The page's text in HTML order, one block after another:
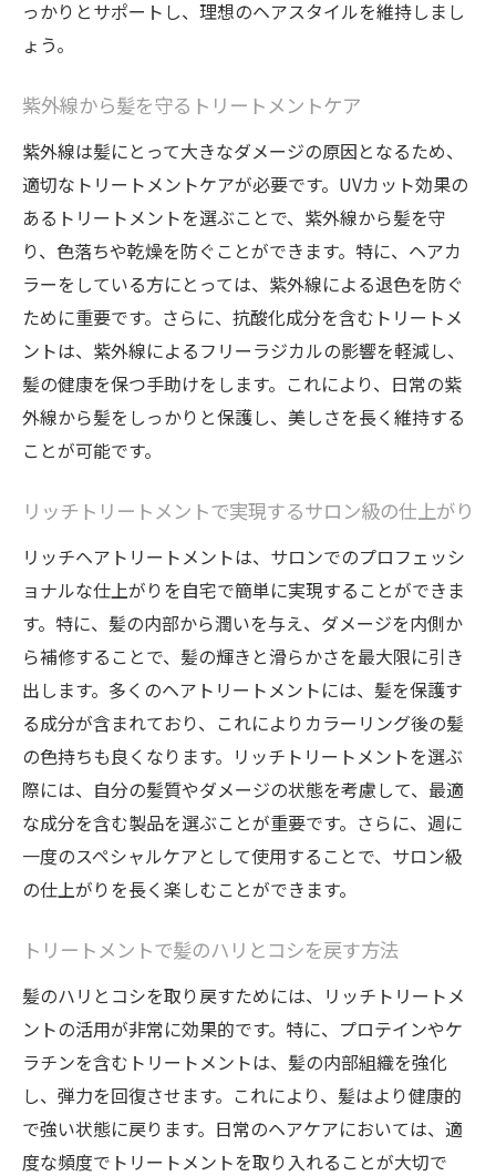
っかりとサポートし、理想のヘアスタイルを維持しまし
ょう。
紫外線から髪を守るトリートメントケア
紫外線は髪にとって大きなダメージの原因となるため、
適切なトリートメントケアが必要です。UVカット効果の
あるトリートメントを選ぶことで、紫外線から髪を守
り、色落ちや乾燥を防ぐことができます。特に、ヘアカ
ラーをしている方にとっては、紫外線による退色を防ぐ
ために重要です。さらに、抗酸化成分を含むトリートメ
ントは、紫外線によるフリーラジカルの影響を軽減し、
髪の健康を保つ手助けをします。これにより、日常の紫
外線から髪をしっかりと保護し、美しさを長く維持する
ことが可能です。
リッチトリートメントで実現するサロン級の仕上がり
リッチヘアトリートメントは、サロンでのプロフェッシ
ョナルな仕上がりを自宅で簡単に実現することができま
す。特に、髪の内部から潤いを与え、ダメージを内側か
ら補修することで、髪の輝きと滑らかさを最大限に引き
出します。多くのヘアトリートメントには、髪を保護す
る成分が含まれており、これによりカラーリング後の髪
の色持ちも良くなります。リッチトリートメントを選ぶ
際には、自分の髪質やダメージの状態を考慮して、最適
な成分を含む製品を選ぶことが重要です。さらに、週に
一度のスペシャルケアとして使用することで、サロン級
の仕上がりを長く楽しむことができます。
トリートメントで髪のハリとコシを戻す方法
髪のハリとコシを取り戻すためには、リッチトリートメ
ントの活用が非常に効果的です。特に、プロテインやケ
ラチンを含むトリートメントは、髪の内部組織を強化
し、弾力を回復させます。これにより、髪はより健康的
で強い状態に戻ります。日常のヘアケアにおいては、適
度な頻度でトリートメントを取り入れることが大切で